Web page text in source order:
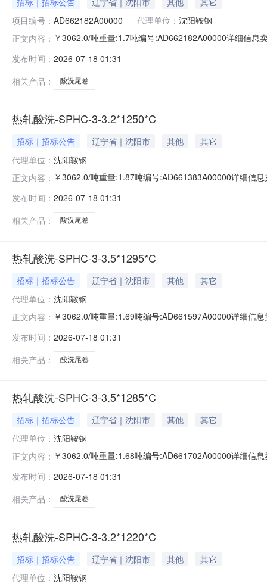
项目编号： AD662182A00000 代理单位： 沈阳鞍钢
正文内容： ￥3062.0/吨重量:1.7吨编号:AD662182A00000详细信息
求产线名称:冷轧1#线锌层重量代码描述:上表面锌层重量
发布时间： 2026-07-18 01:31
相关产品：
酸洗尾卷
热轧酸洗-SPHC-3-3.2*1250*C
招标｜招标公告 辽宁省｜沈阳市 其他
其它
代理单位： 沈阳鞍钢
正文内容： ￥3062.0/吨重量:1.87吨编号:AD661383A00000详细信
求产线名称:冷轧1#线锌层重量代码描述:上表面锌层重量
发布时间： 2026-07-18 01:31
相关产品：
酸洗尾卷
热轧酸洗-SPHC-3-3.5*1295*C
招标｜招标公告 辽宁省｜沈阳市 其他
其它
代理单位： 沈阳鞍钢
正文内容： ￥3062.0/吨重量:1.69吨编号:AD661597A00000详细信
求产线名称:冷轧1#线锌层重量代码描述:上表面锌层重量
发布时间： 2026-07-18 01:31
相关产品：
酸洗尾卷
热轧酸洗-SPHC-3-3.5*1285*C
招标｜招标公告 辽宁省｜沈阳市 其他
其它
代理单位： 沈阳鞍钢
正文内容： ￥3062.0/吨重量:1.68吨编号:AD661702A00000详细信
求产线名称:冷轧1#线锌层重量代码描述:上表面锌层重量
发布时间： 2026-07-18 01:31
相关产品：
酸洗尾卷
热轧酸洗-SPHC-3-3.2*1220*C
招标｜招标公告 辽宁省｜沈阳市 其他
其它
代理单位： 沈阳鞍钢